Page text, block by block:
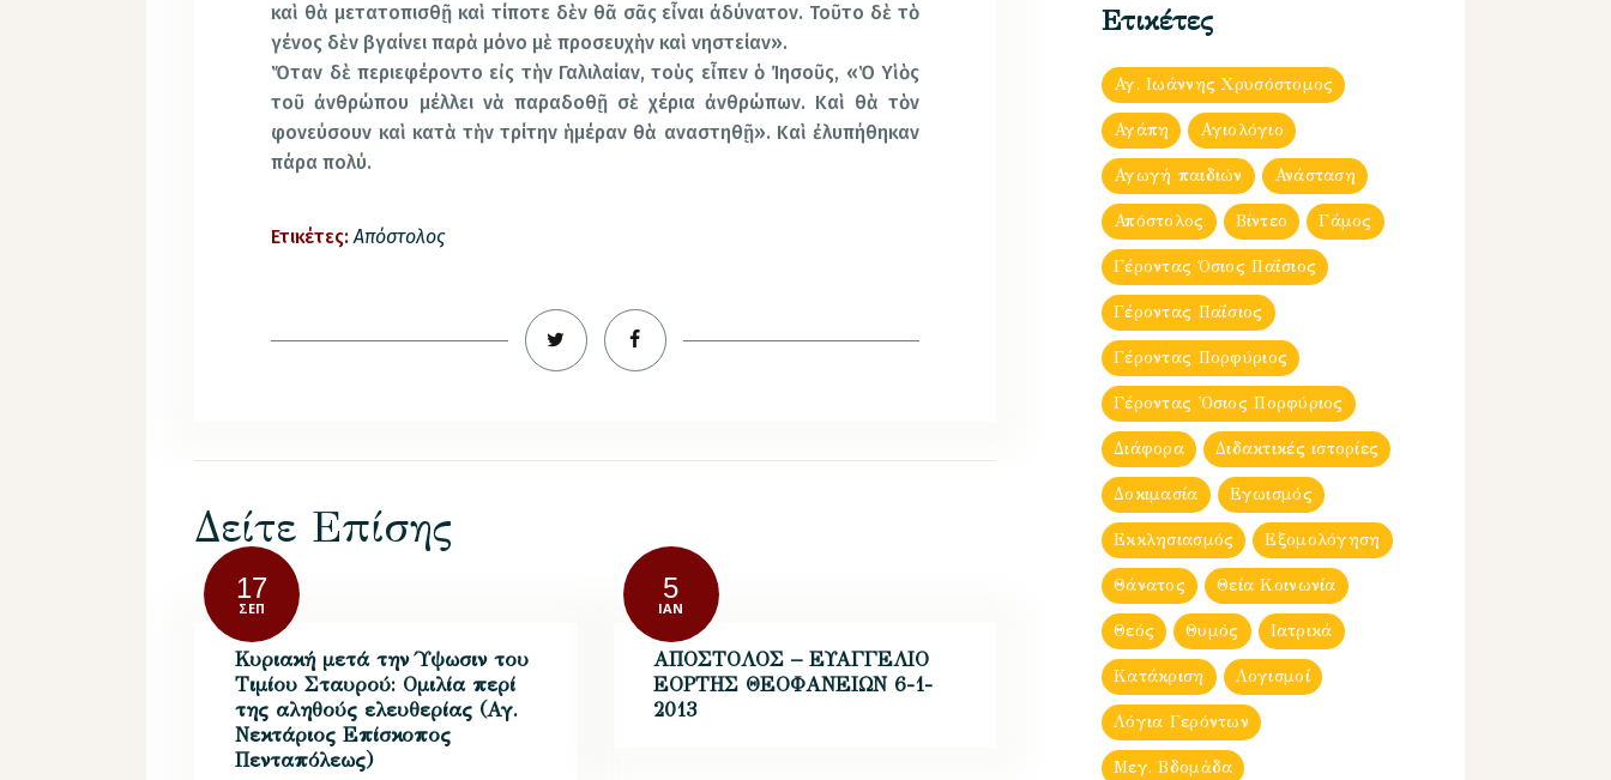
καὶ θὰ μετατοπισθῇ καὶ τίποτε δὲν θᾶ σᾶς εἶναι ἀδύνατον. Τοῦτο δὲ τὸ
γένος δὲν βγαίνει παρὰ μόνο μὲ προσευχὴν καὶ νηστείαν».
Ὅταν δὲ περιεφέροντο εἰς τὴν Γαλιλαίαν, τοὺς εἶπεν ὁ Ἰησοῦς, «Ὁ Υἱὸς
τοῦ ἀνθρώπου μέλλει νὰ παραδοθῇ σὲ χέρια ἀνθρώπων. Καὶ θὰ τὸν
φονεύσουν καὶ κατὰ τὴν τρίτην ἡμέραν θὰ αναστηθῇ». Καὶ ἐλυπήθηκαν
πάρα πολύ.
Ετικέτες: Απόστολος
Δείτε Επίσης
17
ΣΕΠ
Κυριακή μετά την Ύψωσιν του
Τιμίου Σταυρού: Ομιλία περί
της αληθούς ελευθερίας (Αγ.
Νεκτάριος Επίσκοπος
Πενταπόλεως)
5
ΙΑΝ
ΑΠΟΣΤΟΛΟΣ – ΕΥΑΓΓΕΛΙΟ
ΕΟΡΤΗΣ ΘΕΟΦΑΝΕΙΩΝ 6-1-
2013
Ετικέτες
Αγ. Ιωάννης Χρυσόστομος
Αγάπη Αγιολόγιο
Αγωγή παιδιών Ανάσταση
Απόστολος Βίντεο Γάμος
Γέροντας Όσιος Παΐσιος
Γέροντας Παΐσιος
Γέροντας Πορφύριος
Γέροντας Ὀσιος Πορφύριος
Διάφορα Διδακτικές ιστορίες
Δοκιμασία Εγωισμός
Εκκλησιασμός Εξομολόγηση
Θάνατος Θεία Κοινωνία
Θεός Θυμός Ιατρικά
Κατάκριση Λογισμοί
Λόγια Γερόντων
Μεγ. Βδομἀδα